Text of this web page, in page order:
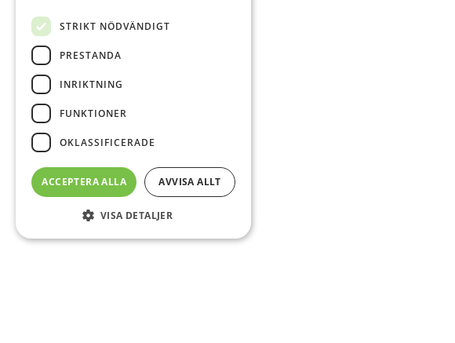
STRIKT NÖDVÄNDIGT
PRESTANDA
INRIKTNING
FUNKTIONER
OKLASSIFICERADE
ACCEPTERA ALLA AVVISA ALLT
VISA DETALJER